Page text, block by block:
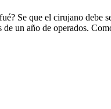
Se que el cirujano debe
un año de operados.